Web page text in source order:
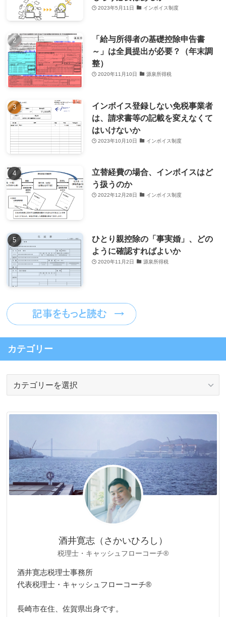
2023年5月11日 インボイス制度
「給与所得者の基礎控除申告書
～」は全員提出が必要？（年末調
整）
2020年11月10日 源泉所得税
インボイス登録しない免税事業者
は、請求書等の記載を変えなくて
はいけないか
2023年10月10日 インボイス制度
立替経費の場合、インボイスはど
う扱うのか
2022年12月28日 インボイス制度
ひとり親控除の「事実婚」、どの
ように確認すればよいか
2020年11月2日 源泉所得税
カテゴリー
リ
酒井寛志（さかいひろし）
税理士・キャッシュフローコーチ®
酒井寛志税理士事務所
代表税理士・キャッシュフローコーチ®
長崎市在住、佐賀県出身です。